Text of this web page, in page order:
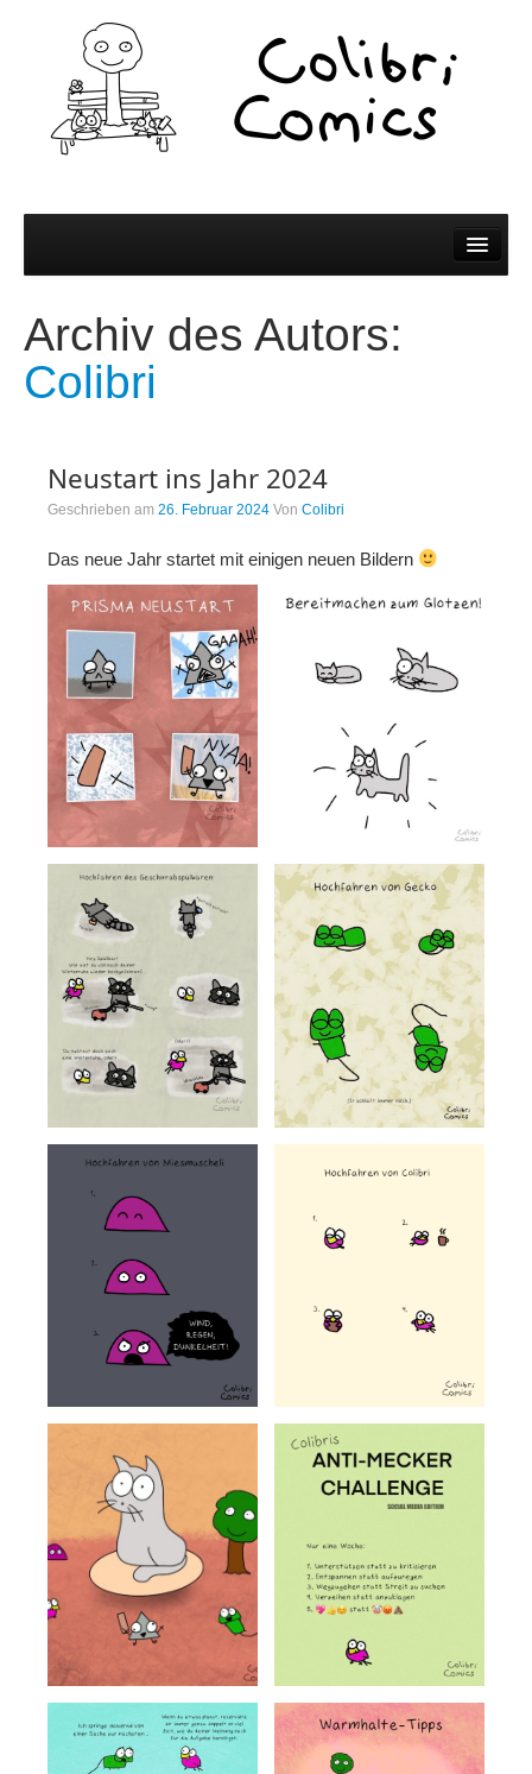
Comics
Colibri Wissen
Spiel und Spaß
Bluesky
Instagram
Facebook
X
Redbubble
Unterstützen
Kaffee ausgeben
Patreon
Rechtliches
AGB und Datenschutz
Cookie-Richtlinie (EU)
Impressum
Archiv des Autors:
Colibri
Neustart ins Jahr 2024
Geschrieben am 26. Februar 2024 Von Colibri
Das neue Jahr startet mit einigen neuen Bildern